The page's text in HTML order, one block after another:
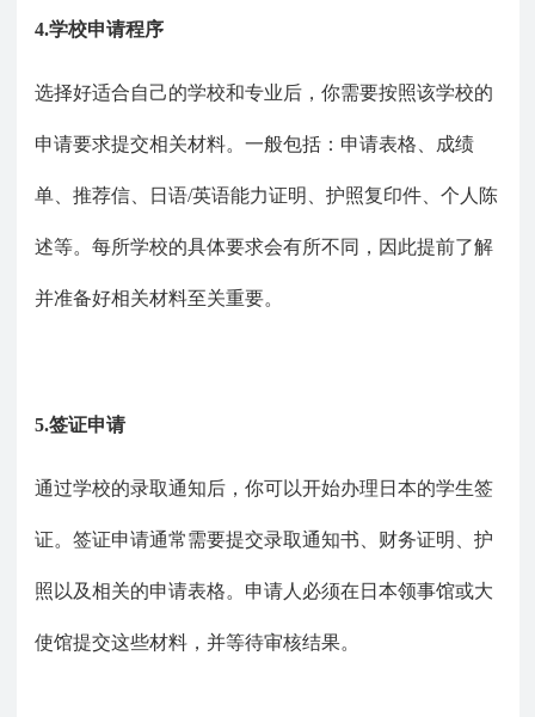
4.学校申请程序
选择好适合自己的学校和专业后，你需要按照该学校的
申请要求提交相关材料。一般包括：申请表格、成绩
单、推荐信、日语/英语能力证明、护照复印件、个人陈
述等。每所学校的具体要求会有所不同，因此提前了解
并准备好相关材料至关重要。
5.签证申请
通过学校的录取通知后，你可以开始办理日本的学生签
证。签证申请通常需要提交录取通知书、财务证明、护
照以及相关的申请表格。申请人必须在日本领事馆或大
使馆提交这些材料，并等待审核结果。